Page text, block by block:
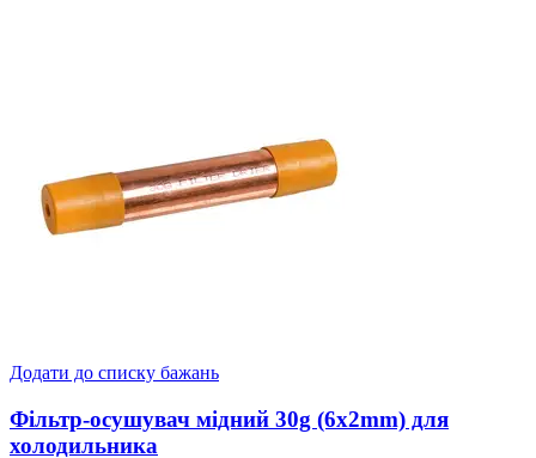
Додати до списку бажань
Фільтр-осушувач мідний 30g (6x2mm) для
холодильника